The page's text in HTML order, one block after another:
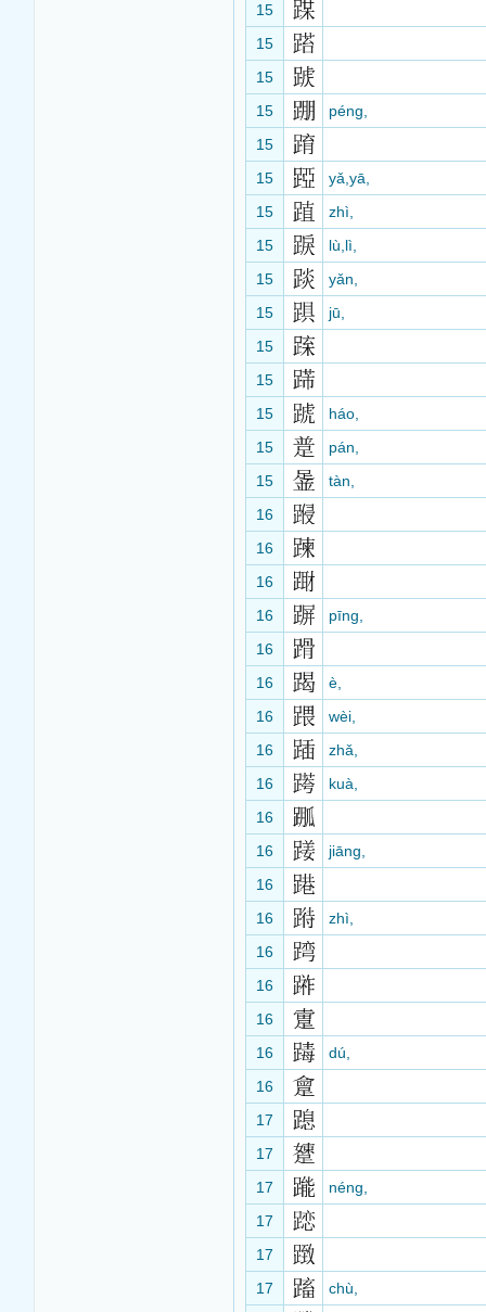
15
15
15
15
péng,
15
15
yǎ,yā,
15
zhì,
15
lù,lì,
15
yǎn,
15
jū,
15
15
15
háo,
15
pán,
15
tàn,
16
16
16
16
pīng,
16
16
è,
16
wèi,
16
zhǎ,
16
kuà,
16
16
jiāng,
16
16
zhì,
16
16
16
16
dú,
16
17
17
17
néng,
17
17
17
chù,